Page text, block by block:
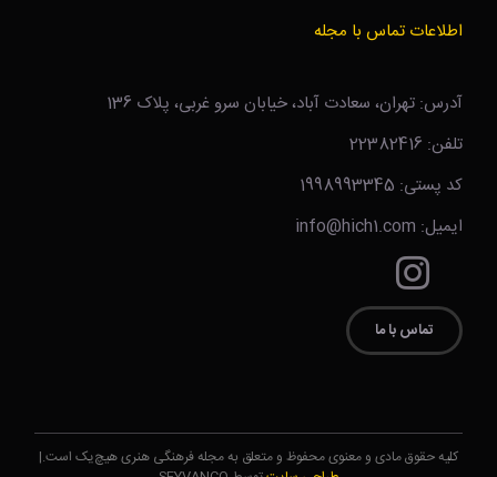
اطلاعات تماس با مجله
آدرس: تهران، سعادت آباد، خیابان سرو غربی، پلاک 136
تلفن: 22382416
کد پستی: 1998993345
ایمیل: info@hich1.com
تماس با ما
کلیه حقوق مادی و معنوی محفوظ و متعلق به مجله فرهنگی هنری هیچ‌یک است.|